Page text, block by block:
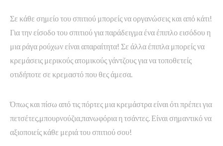
Σε κάθε σημείο του σπιτιού μπορείς να οργανώσεις και από κάτι!
Για την είσοδο του σπιτιού για παράδειγμα ένα έπιπλο εισόδου η
μια ράγα ρούχων είναι απαραίτητα! Σε άλλα έπιπλα μπορείς να
κρεμάσεις μερικούς ατομικούς γάντζους για να τοποθετείς
οτιδήποτε σε κρεμαστό που θες άμεσα.
Όπως και πίσω από τις πόρτες μια κρεμάστρα είναι ότι πρέπει για
πετσέτες,μπουρνούζια,πανωφόρια η τσάντες. Είναι σημαντικό να
αξιοποιείς κάθε μεριά του σπιτιού σου!